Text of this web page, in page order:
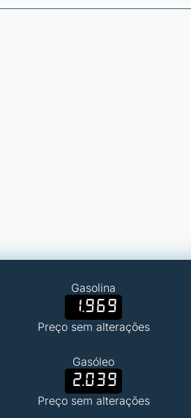
Gasolina
1.969
Preço sem alterações
Gasóleo
2.039
Preço sem alterações